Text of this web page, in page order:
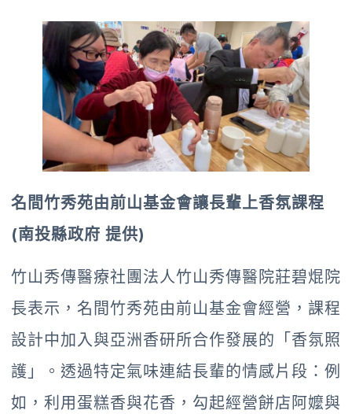
名間竹秀苑由前山基金會讓長輩上香氛課程
(南投縣政府 提供)
竹山秀傳醫療社團法人竹山秀傳醫院莊碧焜院
長表示，名間竹秀苑由前山基金會經營，課程
設計中加入與亞洲香研所合作發展的「香氛照
護」。透過特定氣味連結長輩的情感片段：例
如，利用蛋糕香與花香，勾起經營餅店阿嬤與